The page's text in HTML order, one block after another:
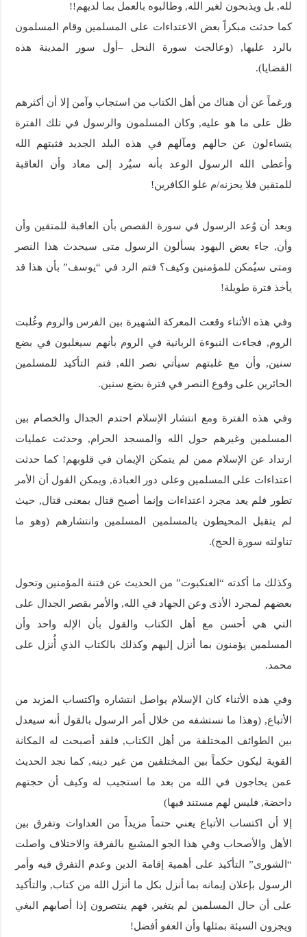
لله, بل ويذبحون لغير الله, وطالبوه بالعمل بما لديهم!!
كما حدثت مبكراً بعض الاعتداءات على المسلمين وقام المسلمون
بالرد عليها, (وعالجت سورة النحل –أول سور المدينة هذه
القضايا).
ورغماً عن أن هناك من أهل الكتاب من استجاب وآمن إلا أن أكثرهم
ظل على ما هو عليه, وكان المسلمون والرسول في تلك الفترة
يتساءلون عن حالهم ومآلهم في هذه البلد الجديد فثبتهم الله
وأعطى الله الرسول الوعد بأنه سيُرد إلى معاد وأن العاقبة
للمتقين فلا يحزنه/م علو الكافرين!
وبعد أن وُعد الرسول في سورة القصص بأن العاقبة للمتقين وأن
وأن, جاء بعض اليهود يسألون الرسول متى سيحدث هذا النصر
ومتى سيُمكن للمؤمنين وكيف؟ فتم الرد في “يوسف” بأن هذا قد
يأخذ فترة طويلة!
وفي هذه الأثناء وقعت المعركة الشهيرة بين الفرس والروم وغُلبت
الروم, فجاءت النبوءة الربانية في الروم بأنهم سيغلبون في بضع
سنين, وأن مع غلبتهم سيأتي نصر الله, فتم التأكيد للمسلمين
الحائرين على وقوع النصر في فترة بضع سنين.
وفي هذه الفترة ومع انتشار الإسلام احتدم الجدال والخصام بين
المسلمين وغيرهم حول الله والمسجد الحرام, وحدثت عمليات
ارتداد عن الإسلام ممن لم يتمكن الإيمان في قلوبهم! كما حدثت
اعتداءات على المسلمين وعلى دور العبادة, ويمكن القول أن الأمر
تطور فلم يعد مجرد اعتداءات وإنما أصبح قتال بمعنى قتال, حيث
لم يتقبل المحيطون بالمسلمين المسلمين وانتشارهم (وهو ما
تناولته سورة الحج).
وكذلك ما أكدته “العنكبوت” من الحديث عن فتنة المؤمنين وتحول
بعضهم لمجرد الأذى وعن الجهاد في الله, والأمر بقصر الجدال على
التي هي أحسن مع أهل الكتاب والقول بأن الإله واحد وأن
المسلمين يؤمنون بما أنزل إليهم وكذلك بالكتاب الذي أُنزل على
محمد.
وفي هذه الأثناء كان الإسلام يواصل انتشاره واكتساب المزيد من
الأتباع, (وهذا ما نستشفه من خلال أمر الرسول بالقول أنه سيعدل
بين الطوائف المختلفة من أهل الكتاب, فلقد أصبحت له المكانة
القوية ليكون حكماً بين المختلفين من غير دينه, كما نجد الحديث
عمن يحاجون في الله من بعد ما استجيب له وكيف أن حجتهم
داحضة, فليس لهم مستند فيها)
إلا أن اكتساب الأتباع يعني حتماً مزيداً من العداوات وتفرق بين
الأهل والأصحاب وفي هذا الجو المشبع بالفرقة والاختلاف واصلت
“الشورى” التأكيد على أهمية إقامة الدين وعدم التفرق فيه وأمر
الرسول بإعلان إيمانه بما أنزل بكل ما أنزل الله من كتاب, والتأكيد
على أن حال المسلمين لم يتغير, فهم ينتصرون إذا أصابهم البغي
ويجزون السيئة بمثلها وأن العفو أفضل!